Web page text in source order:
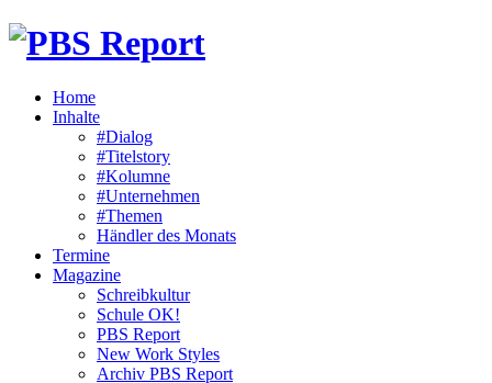
Home
Inhalte
#Dialog
#Titelstory
#Kolumne
#Unternehmen
#Themen
Händler des Monats
Termine
Magazine
Schreibkultur
Schule OK!
PBS Report
New Work Styles
Archiv PBS Report